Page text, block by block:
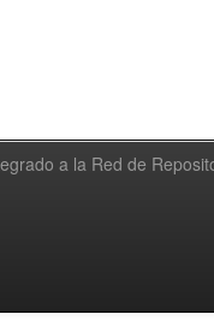
a la Red de